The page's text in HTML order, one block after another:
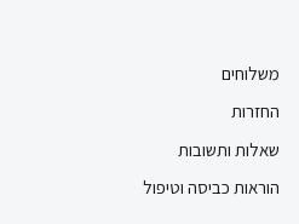
משלוחים
החזרות
שאלות ותשובות
הוראות כביסה וטיפול